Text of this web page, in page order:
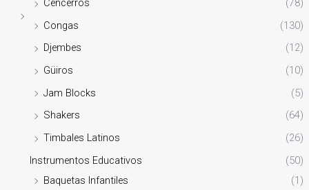
Cencerros
(78)
Congas
(130)
Djembes
(12)
Güiros
(10)
Jam Blocks
(5)
Shakers
(64)
Timbales Latinos
(26)
Instrumentos Educativos
(50)
Baquetas Infantiles
(1)